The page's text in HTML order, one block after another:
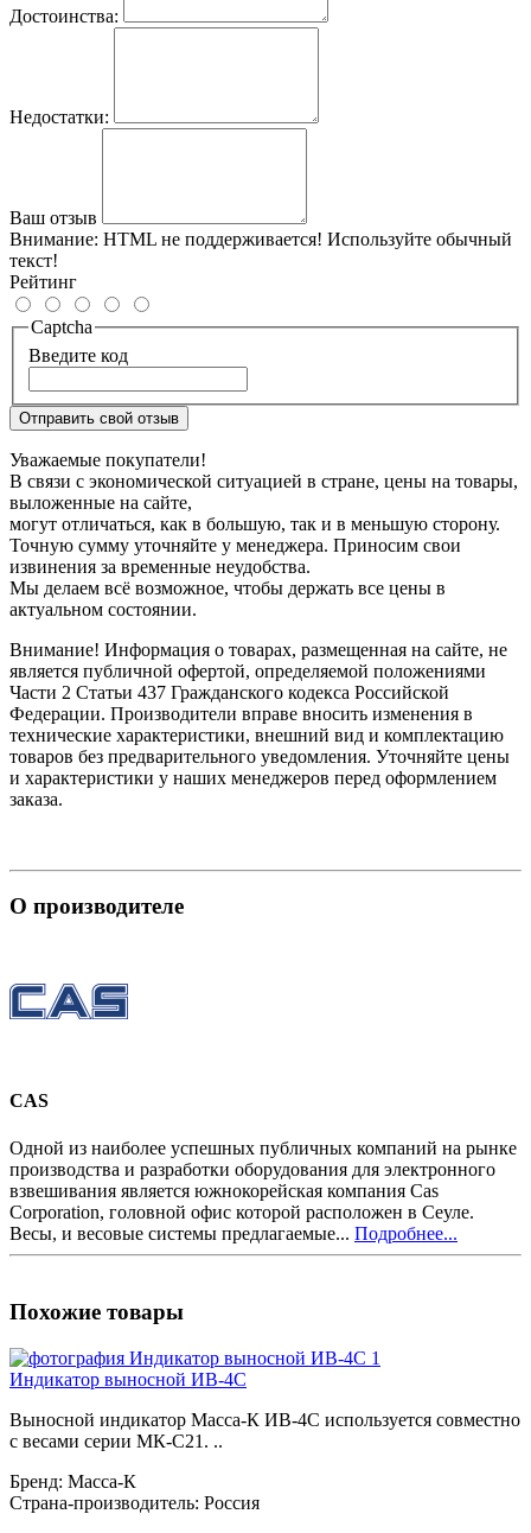
Достоинства:
Недостатки:
Ваш отзыв
Внимание: HTML не поддерживается! Используйте обычный
текст!
Рейтинг
Captcha
Введите код
Отправить свой отзыв
Уважаемые покупатели!
В связи с экономической ситуацией в стране, цены на товары,
выложенные на сайте,
могут отличаться, как в большую, так и в меньшую сторону.
Точную сумму уточняйте у менеджера. Приносим свои
извинения за временные неудобства.
Мы делаем всё возможное, чтобы держать все цены в
актуальном состоянии.
Внимание! Информация о товарах, размещенная на сайте, не
является публичной офертой, определяемой положениями
Части 2 Статьи 437 Гражданского кодекса Российской
Федерации. Производители вправе вносить изменения в
технические характеристики, внешний вид и комплектацию
товаров без предварительного уведомления. Уточняйте цены
и характеристики у наших менеджеров перед оформлением
заказа.
О производителе
CAS
Одной из наиболее успешных публичных компаний на рынке
производства и разработки оборудования для электронного
взвешивания является южнокорейская компания Cas
Corporation, головной офис которой расположен в Сеуле.
Весы, и весовые системы предлагаемые... Подробнее...
Похожие товары
Индикатор выносной ИВ-4С
Выносной индикатор Масса-К ИВ-4С используется совместно
с весами серии МК-С21. ..
Бренд: Масса-К
Страна-производитель: Россия